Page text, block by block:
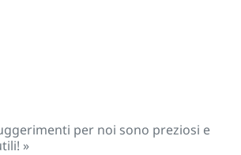
per noi sono preziosi e
»